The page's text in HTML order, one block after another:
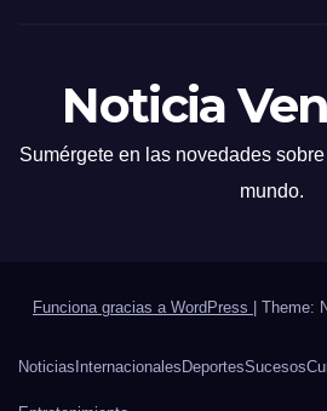
Noticia
Sumérgete en las novedades
mundo.
Funciona gracias a WordPress Theme:
NoticiasInternacionalesDeportesSucesos